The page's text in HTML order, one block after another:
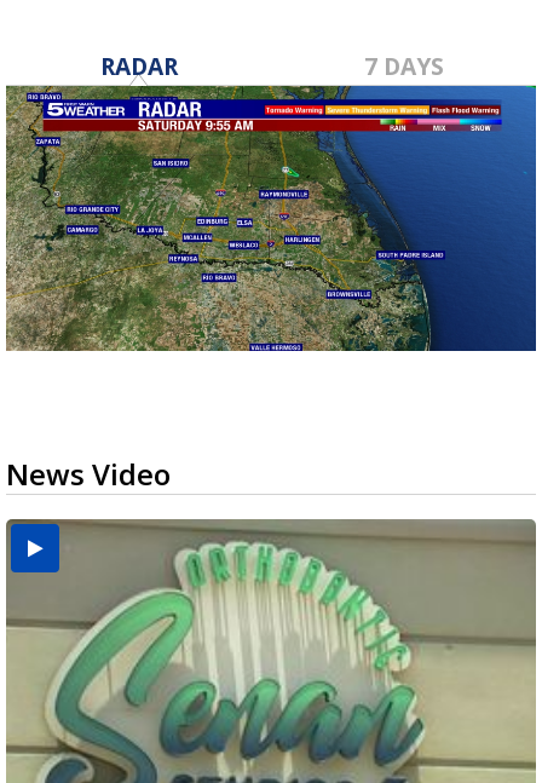
RADAR 7 DAYS
News Video